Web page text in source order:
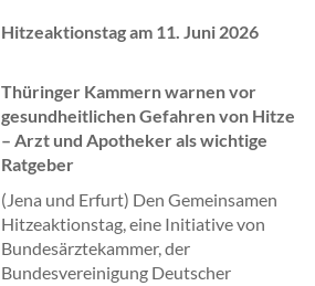
Hitzeaktionstag am 11. Juni 2026
Thüringer Kammern warnen vor
gesundheitlichen Gefahren von Hitze
– Arzt und Apotheker als wichtige
Ratgeber
(Jena und Erfurt) Den Gemeinsamen
Hitzeaktionstag, eine Initiative von
Bundesärztekammer, der
Bundesvereinigung Deutscher